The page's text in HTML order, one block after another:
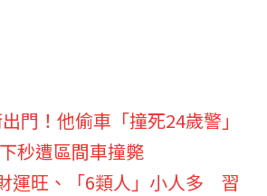
門！他偷車「撞死24歲警」
秒遭區間車撞斃
運旺、「6類人」小人多 習